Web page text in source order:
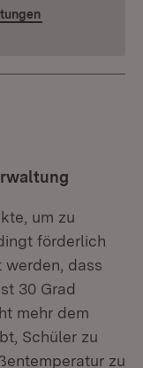
um zu
förderlich
dass
30 Grad
mehr dem
Schüler zu
zu